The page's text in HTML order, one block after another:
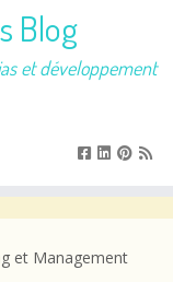
Blog
et développement
et Management